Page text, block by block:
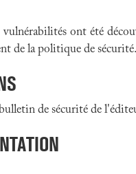
ont été
de la politique de sécurité.
bulletin de sécurité de